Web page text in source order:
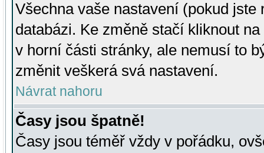
Všechna vaše nastavení (pokud
databázi. Ke změně stačí kliknout
v horní části stránky, ale nemusí to
změnit veškerá svá nastavení.
Návrat nahoru
Časy jsou špatně!
Časy jsou téměř vždy v pořádku,